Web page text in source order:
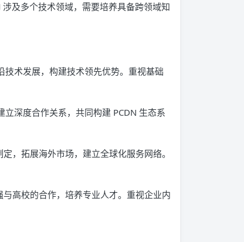
及多个技术领域，需要培养具备跨领域知
术发展，构建技术领先优势。重视基础
深度合作关系，共同构建 PCDN 生态系
，拓展海外市场，建立全球化服务网络。
高校的合作，培养专业人才。重视企业内